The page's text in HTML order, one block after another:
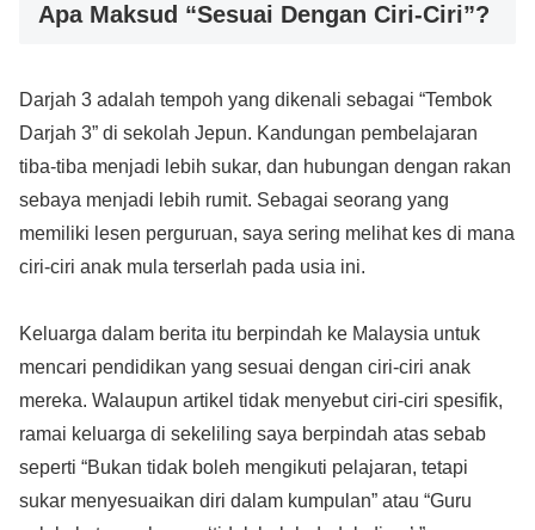
Apa Maksud “Sesuai Dengan Ciri-Ciri”?
Darjah 3 adalah tempoh yang dikenali sebagai “Tembok
Darjah 3” di sekolah Jepun. Kandungan pembelajaran
tiba-tiba menjadi lebih sukar, dan hubungan dengan rakan
sebaya menjadi lebih rumit. Sebagai seorang yang
memiliki lesen perguruan, saya sering melihat kes di mana
ciri-ciri anak mula terserlah pada usia ini.
Keluarga dalam berita itu berpindah ke Malaysia untuk
mencari pendidikan yang sesuai dengan ciri-ciri anak
mereka. Walaupun artikel tidak menyebut ciri-ciri spesifik,
ramai keluarga di sekeliling saya berpindah atas sebab
seperti “Bukan tidak boleh mengikuti pelajaran, tetapi
sukar menyesuaikan diri dalam kumpulan” atau “Guru